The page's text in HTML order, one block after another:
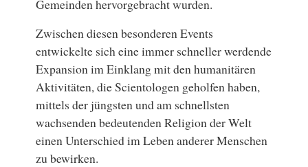
Gemeinden hervorgebracht wurden.
Zwischen diesen besonderen Events
entwickelte sich eine immer schneller werdende
Expansion im Einklang mit den humanitären
Aktivitäten, die Scientologen geholfen haben,
mittels der jüngsten und am schnellsten
wachsenden bedeutenden Religion der Welt
einen Unterschied im Leben anderer Menschen
zu bewirken.